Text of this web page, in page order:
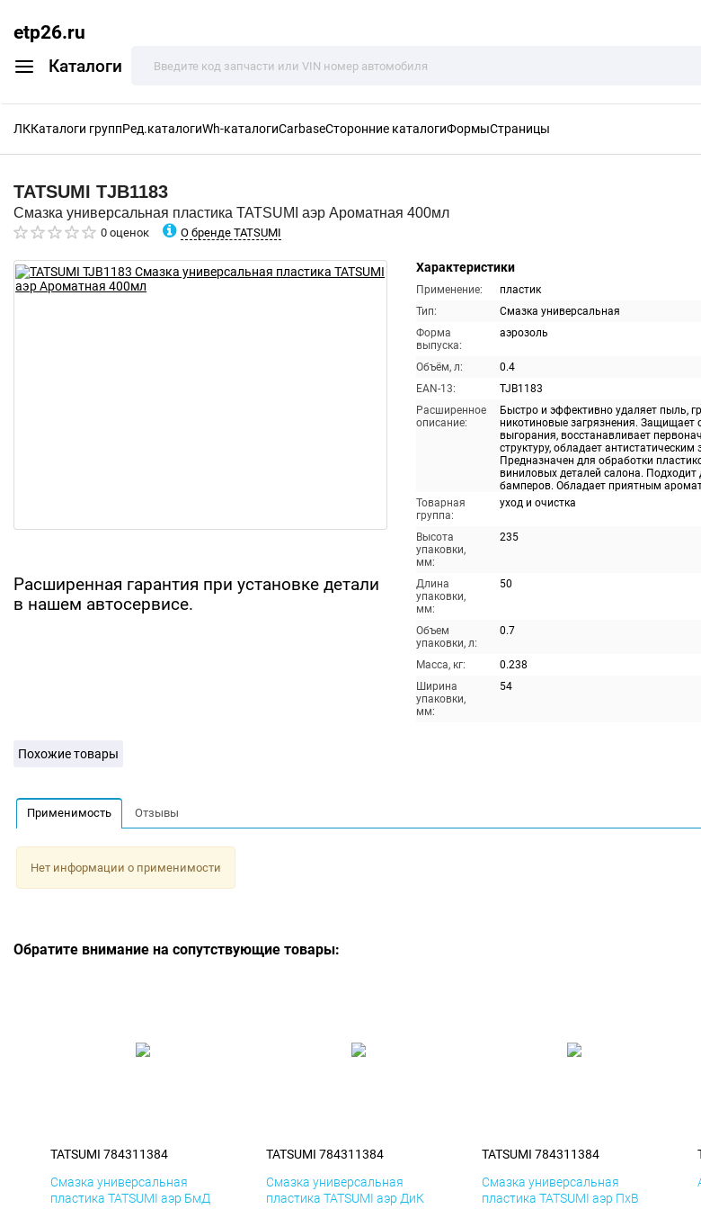
etp26.ru
Каталоги
ЛККаталоги группРед.каталогиWh-каталогиCarbaseСторонние каталогиФормыСтраницы
TATSUMI TJB1183
Смазка универсальная пластика TATSUMI аэр Ароматная 400мл
0 оценок О бренде TATSUMI
Расширенная гарантия при установке детали
в нашем автосервисе.
Характеристики
Применение:
пластик
Тип:
Смазка универсальная
Форма
выпуска:
аэрозоль
Объём, л:
0.4
EAN-13:
TJB1183
Расширенное
описание:
Быстро и эффективно удаляет пыль,
никотиновые загрязнения. Защищает
выгорания, восстанавливает
структуру, обладает антистатическим
Предназначен для обработки
виниловых деталей салона. Подходит
бамперов. Обладает приятным
Товарная
группа:
уход и очистка
Высота
упаковки,
мм:
235
Длина
упаковки,
мм:
50
Объем
упаковки, л:
0.7
Масса, кг:
0.238
Ширина
упаковки,
мм:
54
Похожие товары
Применимость Отзывы
Нет информации о применимости
Обратите внимание на сопутствующие товары:
TATSUMI 784311384
Смазка универсальная
пластика TATSUMI аэр БмД
TATSUMI 784311384
Смазка универсальная
пластика TATSUMI аэр ДиК
TATSUMI 784311384
Смазка универсальная
пластика TATSUMI аэр ПхВ